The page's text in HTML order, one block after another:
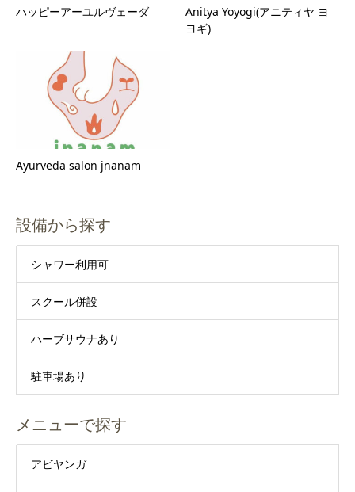
ハッピーアーユルヴェーダ
Anitya Yoyogi(アニティヤ ヨ
ヨギ)
Ayurveda salon jnanam
設備から探す
シャワー利用可
スクール併設
ハーブサウナあり
駐車場あり
メニューで探す
アビヤンガ